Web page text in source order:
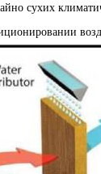
сухих